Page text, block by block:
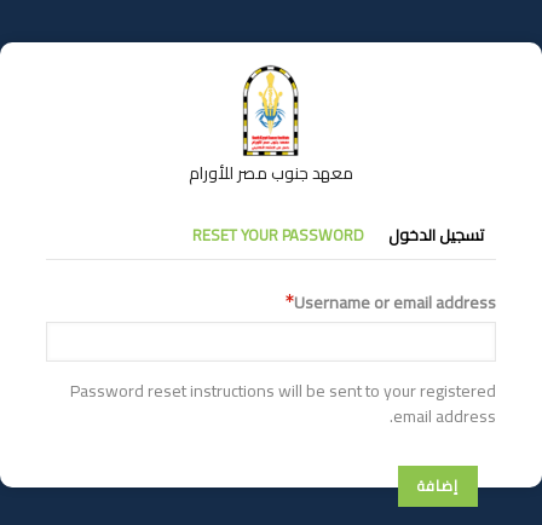
إلى
المحتوى
معهد جنوب مصر للأورام
التبويبات
الأساسية
تسجيل الدخول RESET YOUR PASSWORD
Username or email address
Password reset instructions will be sent to your registered
email address.